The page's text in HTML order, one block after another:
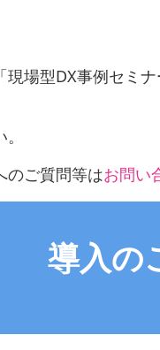
現場型DX事例セミ
のご質問等はお問い
導入の